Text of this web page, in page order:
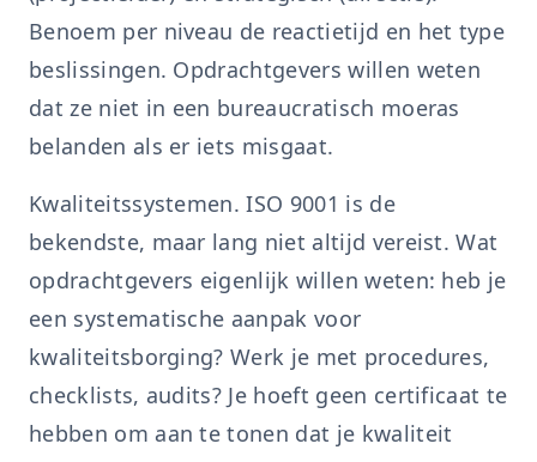
Benoem per niveau de reactietijd en het type
beslissingen. Opdrachtgevers willen weten
dat ze niet in een bureaucratisch moeras
belanden als er iets misgaat.
Kwaliteitssystemen. ISO 9001 is de
bekendste, maar lang niet altijd vereist. Wat
opdrachtgevers eigenlijk willen weten: heb je
een systematische aanpak voor
kwaliteitsborging? Werk je met procedures,
checklists, audits? Je hoeft geen certificaat te
hebben om aan te tonen dat je kwaliteit